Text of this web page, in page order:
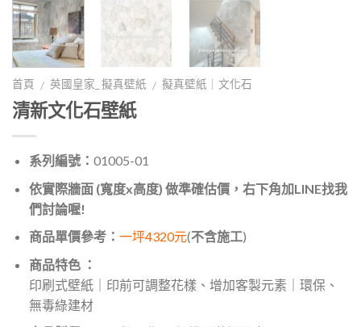
首頁 / 英國皇家_ 擬真壁紙 / 擬真壁紙｜文化石
清新文化石壁紙
系列編號： 01005-01
依實際牆面 (寬度x高度) 做準確估價，右下角加LINE找我
們討論喔!
商品單價參考： 一坪4320元(不含施工)
商品特色 ：
印刷式壁紙｜印前可調整花樣、增加客製元素｜環保、
無毒綠建材